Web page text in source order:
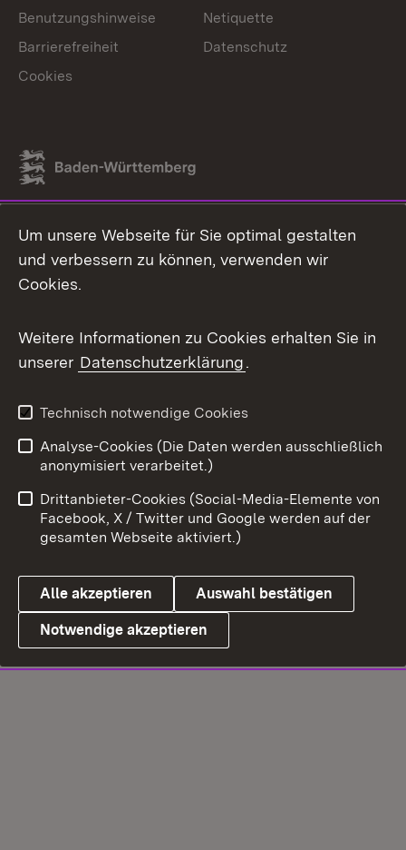
Link zum Landesportal
Benutzungshinweise
Netiquette
Barrierefreiheit
Datenschutz
Cookies
Um unsere Webseite für Sie optimal gestalten
und verbessern zu können, verwenden wir
Cookies.
Weitere Informationen zu Cookies erhalten Sie in
unserer Datenschutzerklärung.
Technisch notwendige Cookies
Analyse-Cookies (Die Daten werden ausschließlich
anonymisiert verarbeitet.)
Drittanbieter-Cookies (Social-Media-Elemente von
Facebook, X / Twitter und Google werden auf der
gesamten Webseite aktiviert.)
Alle akzeptieren Auswahl bestätigen
Notwendige akzeptieren